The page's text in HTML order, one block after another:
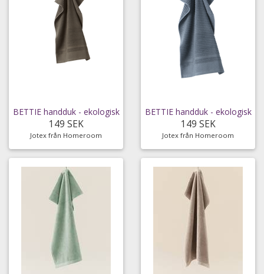
BETTIE handduk - ekologisk
149 SEK
Jotex från Homeroom
BETTIE handduk - ekologisk
149 SEK
Jotex från Homeroom